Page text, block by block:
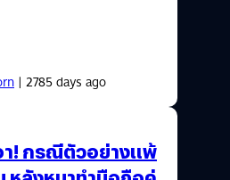
| 2785 days ago
า! กรณีตัวอย่างแพ้